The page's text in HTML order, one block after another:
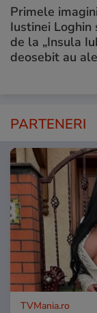
Primele
Iustinei Loghin
de la „Insula
deosebit au
PARTENERI
TVMania.ro